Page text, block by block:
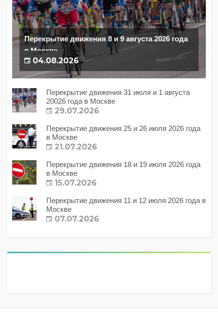
Перекрытие движения 8 и 9 августа 2026 года
в Москве
04.08.2026
Перекрытие движения 31 июля и 1 августа
20026 года в Москве
29.07.2026
Перекрытие движения 25 и 26 июля 2026 года
в Москве
21.07.2026
Перекрытие движения 18 и 19 июля 2026 года
в Москве
15.07.2026
Перекрытие движения 11 и 12 июля 2026 года в
Москве
07.07.2026